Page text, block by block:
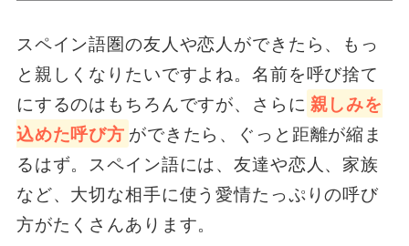
スペイン語圏の友人や恋人ができたら、もっ
と親しくなりたいですよね。名前を呼び捨て
にするのはもちろんですが、さらに 親しみを
込めた呼び方 ができたら、ぐっと距離が縮ま
るはず。スペイン語には、友達や恋人、家族
など、大切な相手に使う愛情たっぷりの呼び
方がたくさんあります。